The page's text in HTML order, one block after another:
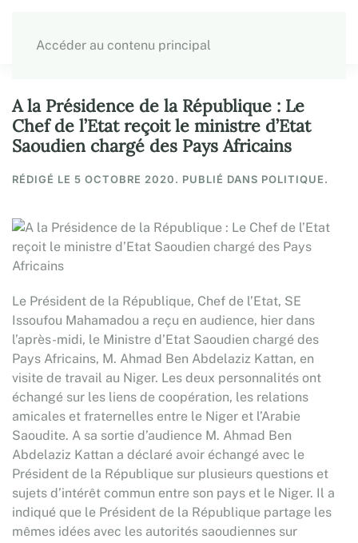
Accéder au contenu principal
A la Présidence de la République : Le
Chef de l’Etat reçoit le ministre d’Etat
Saoudien chargé des Pays Africains
RÉDIGÉ LE 5 OCTOBRE 2020. PUBLIÉ DANS POLITIQUE.
Le Président de la République, Chef de l’Etat, SE
Issoufou Mahamadou a reçu en audience, hier dans
l’après-midi, le Ministre d’Etat Saoudien chargé des
Pays Africains, M. Ahmad Ben Abdelaziz Kattan, en
visite de travail au Niger. Les deux personnalités ont
échangé sur les liens de coopération, les relations
amicales et fraternelles entre le Niger et l’Arabie
Saoudite. A sa sortie d’audience M. Ahmad Ben
Abdelaziz Kattan a déclaré avoir échangé avec le
Président de la République sur plusieurs questions et
sujets d’intérêt commun entre son pays et le Niger. Il a
indiqué que le Président de la République partage les
mêmes idées avec les autorités saoudiennes sur